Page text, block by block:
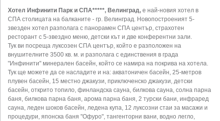
Хотел Инфинити Парк и СПА*****, Велинград, е най-новия хотел в
СПА столицата на балканите - гр. Велинград. Новопостроеният 5-
звезден хотел разполага с панорамен СПА център, страхотен
ресторант с 5-звездно меню, детски кът и две конферентни зали.
Тук ви посреща луксозен СПА център, който е разположен на
внушителните 3500 кв. м. и разполага с единствения в града
"Инфинити" минерален басейн, който се намира на покрива на хотела.
Тук ще можете да се насладите и на: акватоничен басейн, 25-метров
плувен басейн, 15 местно джакузи, приключенско джакузи, детски
басейн, открито топило, финландска сауна, билкова сауна, солна парна
баня, билкова парна баня, арома парна баня, 2 турски бани, инфраред
сауна, леден шоков басейн, ледена купа, 12 луксозни стаи за масажи и
процедури, японска баня "Офуро", тангенторни вани, водно легло,